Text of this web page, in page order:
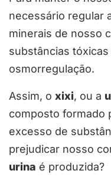
necessário regular
minerais de nosso
substâncias
osmorregulação.
Assim, o xixi, ou a
composto formado
excesso de
prejudicar nosso
urina é produzida?